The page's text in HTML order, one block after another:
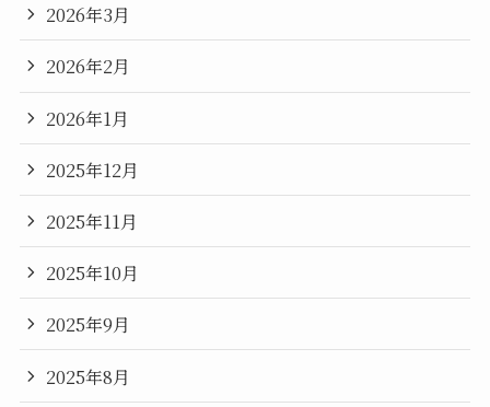
2026年3月
2026年2月
2026年1月
2025年12月
2025年11月
2025年10月
2025年9月
2025年8月